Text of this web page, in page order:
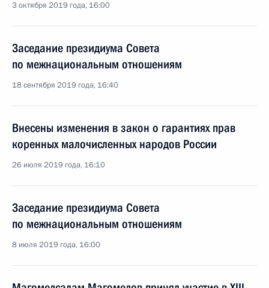
3 октября 2019 года, 16:00
Заседание президиума Совета
по межнациональным отношениям
18 сентября 2019 года, 16:40
Внесены изменения в закон о гарантиях прав
коренных малочисленных народов России
26 июля 2019 года, 16:10
Заседание президиума Совета
по межнациональным отношениям
8 июля 2019 года, 16:00